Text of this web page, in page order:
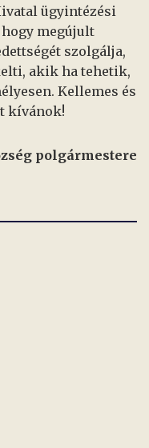
ügyintézési
megújult
szolgálja,
akik ha tehetik,
Kellemes és
kívánok!
polgármestere